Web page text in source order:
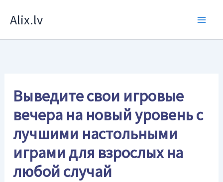
Alix.lv
Выведите свои игровые
вечера на новый уровень с
лучшими настольными
играми для взрослых на
любой случай